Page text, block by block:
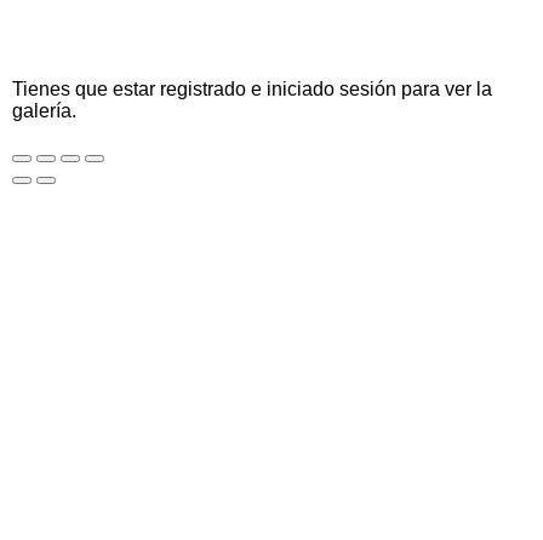
Tienes que estar registrado e iniciado sesión para ver la
galería.